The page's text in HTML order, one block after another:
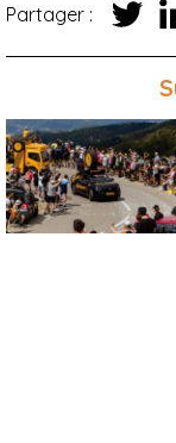
Partager :